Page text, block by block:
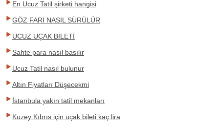
En Ucuz Tatil şirketi hangisi
GÖZ FARI NASIL SÜRÜLÜR
UCUZ UÇAK BİLETİ
Sahte para nasıl basılır
Ucuz Tatil nasıl bulunur
Altın Fiyatları Düşecekmi
İstanbula yakın tatil mekanları
Kuzey Kıbrıs için uçak bileti kaç lira